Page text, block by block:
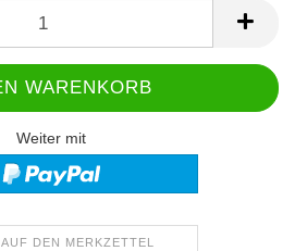
Weiter mit
AUF DEN MERKZETTEL